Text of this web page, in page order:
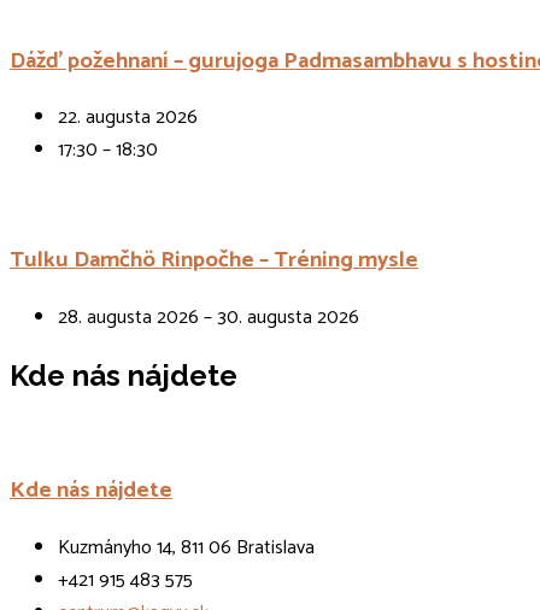
Dážď požehnaní – gurujoga Padmasambhavu s
22. augusta 2026
17:30 – 18:30
Tulku Damčhö Rinpočhe – Tréning mysle
28. augusta 2026 – 30. augusta 2026
Kde nás nájdete
Kde nás nájdete
Kuzmányho 14, 811 06 Bratislava
+421 915 483 575